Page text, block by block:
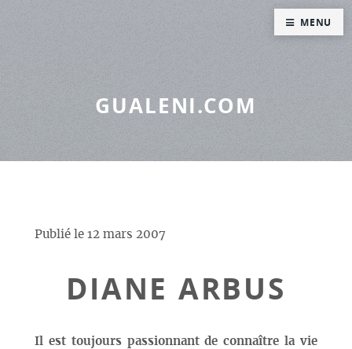
GUALENI.COM
Publié le 12 mars 2007
DIANE ARBUS
Il est toujours passionnant de connaître la vie
MENU